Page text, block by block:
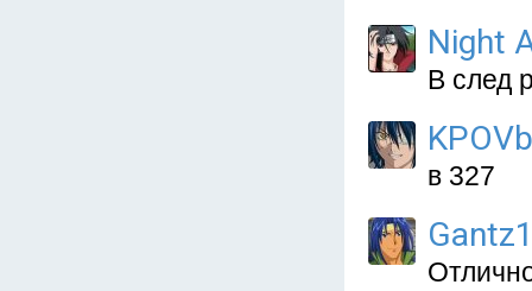
Night
В след
KPOVb
в 327